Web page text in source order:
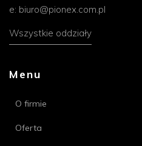
e: biuro@pionex.com.pl
Wszystkie oddziały
Menu
O firmie
Oferta